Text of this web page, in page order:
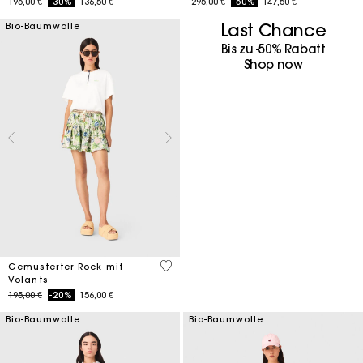
Bio-Baumwolle
Gemusterter Rock mit
Volants
Price reduced from
195,00 €to-20% 156,00 €
4,8 out of 5 Customer Rating
Last Chance
Bis zu -50% Rabatt
Shop now
Bio-Baumwolle Bio-Baumwolle